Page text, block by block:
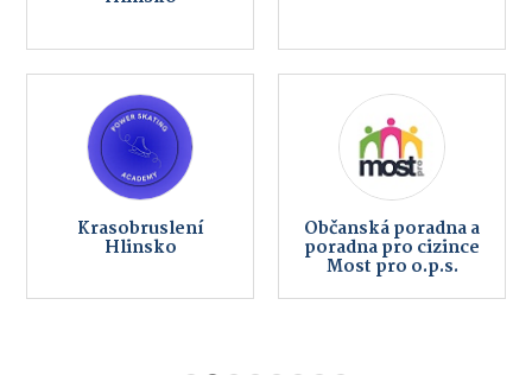
Krasobruslení
Hlinsko
Občanská poradna a
poradna pro cizince
Most pro o.p.s.